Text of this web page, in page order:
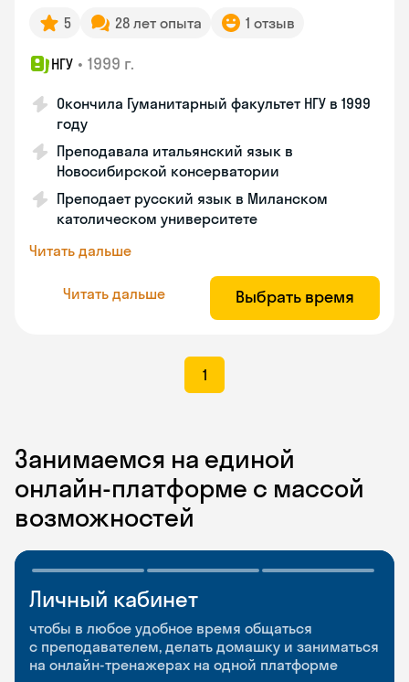
5 28 лет опыта 1 отзыв
НГУ • 1999 г.
Окончила Гуманитарный факультет НГУ в 1999
году
Преподавала итальянский язык в
Новосибирской консерватории
Преподает русский язык в Миланском
католическом университете
Читать дальше
Читать дальше Выбрать время
1
Занимаемся на единой
онлайн-платформе с массой
возможностей
Личный кабинет
чтобы в любое удобное время общаться
с преподавателем, делать домашку и заниматься
на онлайн-тренажерах на одной платформе
Мобильное
приложение
чтобы заниматься и изучать новые слова где
и когда удобно
Разговорные клубы
и Talks
Групповые занятия для разговорной практики
и индивидуальные встречи с преподавателями